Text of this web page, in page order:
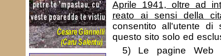
Aprile 1941, oltre ad
reato ai sensi della
consentito all'utente di
questo sito solo ed
5) Le pagine Web